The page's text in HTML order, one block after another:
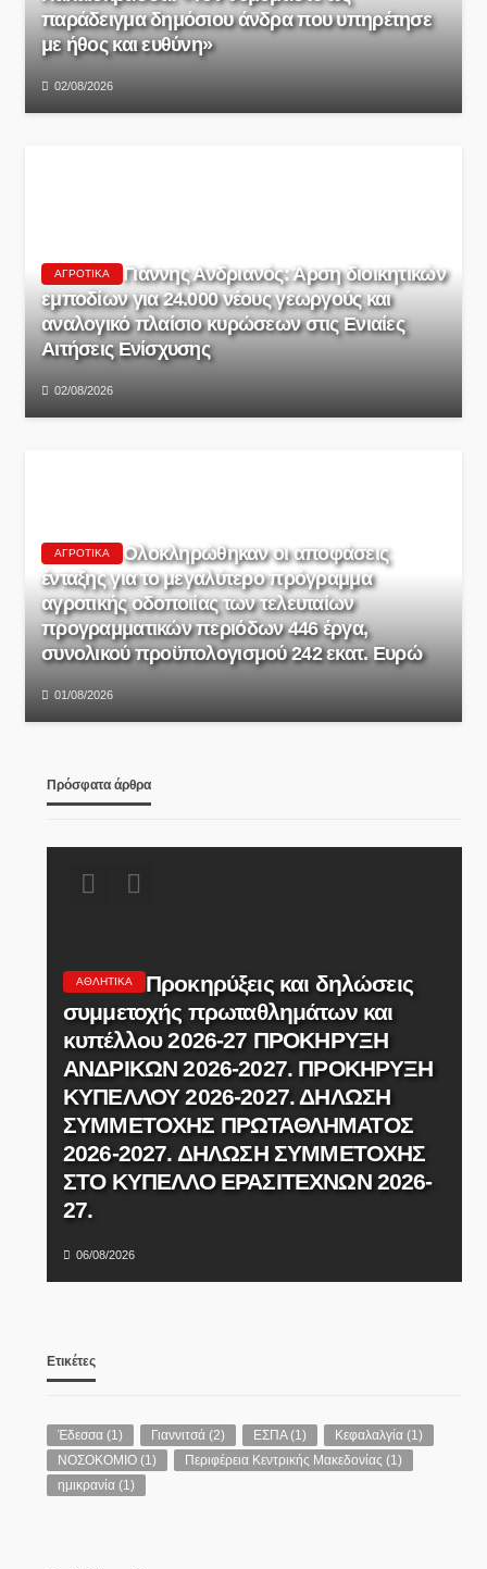
παράδειγμα δημόσιου άνδρα που υπηρέτησε
με ήθος και ευθύνη»
02/08/2026
ΑΓΡΟΤΙΚΆ
Γιάννης Ανδριανός: Άρση διοικητικών
εμποδίων για 24.000 νέους γεωργούς και
αναλογικό πλαίσιο κυρώσεων στις Ενιαίες
Αιτήσεις Ενίσχυσης
02/08/2026
ΑΓΡΟΤΙΚΆ
Ολοκληρώθηκαν οι αποφάσεις
ένταξης για το μεγαλύτερο πρόγραμμα
αγροτικής οδοποιίας των τελευταίων
προγραμματικών περιόδων 446 έργα,
συνολικού προϋπολογισμού 242 εκατ. Ευρώ
01/08/2026
Πρόσφατα άρθρα
ΑΘΛΗΤΙΚΆ
Προκηρύξεις και δηλώσεις
συμμετοχής πρωταθλημάτων και
κυπέλλου 2026-27 ΠΡΟΚΗΡΥΞΗ
ΑΝΔΡΙΚΩΝ 2026-2027. ΠΡΟΚΗΡΥΞΗ
ΚΥΠΕΛΛΟΥ 2026-2027. ΔΗΛΩΣΗ
ΣΥΜΜΕΤΟΧΗΣ ΠΡΩΤΑΘΛΗΜΑΤΟΣ
2026-2027. ΔΗΛΩΣΗ ΣΥΜΜΕΤΟΧΗΣ
ΣΤΟ ΚΥΠΕΛΛΟ ΕΡΑΣΙΤΕΧΝΩΝ 2026-
27.
06/08/2026
Ετικέτες
Έδεσσα (1) Γιαννιτσά (2) ΕΣΠΑ(1) Κεφαλαλγία (1)
ΝΟΣΟΚΟΜΙΟ (1) Περιφέρεια Κεντρικής Μακεδονίας (1)
ημικρανία (1)